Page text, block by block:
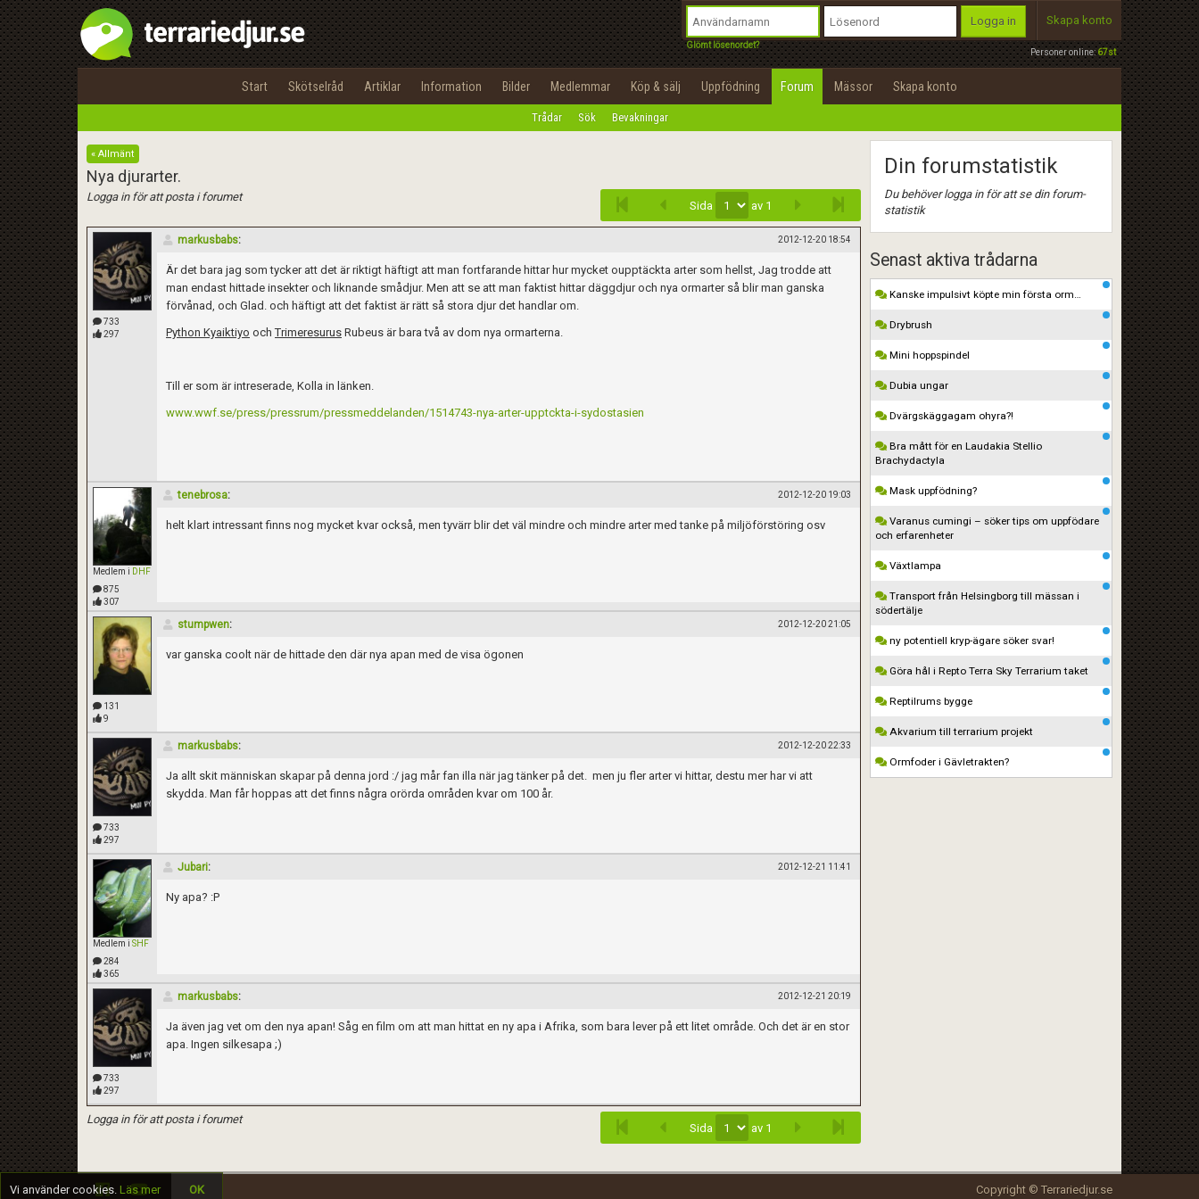
Personer online:67st
Logga in
Glömt lösenordet?
Skapa konto
Start Skötselråd Artiklar Information Bilder Medlemmar Köp & sälj Uppfödning Forum Mässor Skapa konto
Trådar Sök Bevakningar
« Allmänt
Nya djurarter.
Logga in för att posta i forumet
Sida av 1
733
297
markusbabs: 2012-12-20 18:54
Är det bara jag som tycker att det är riktigt häftigt att man fortfarande hittar hur mycket oupptäckta arter som hellst, Jag trodde att
man endast hittade insekter och liknande smådjur. Men att se att man faktist hittar däggdjur och nya ormarter så blir man ganska
förvånad, och Glad. och häftigt att det faktist är rätt så stora djur det handlar om.
Python Kyaiktiyo ochTrimeresurus Rubeus är bara två av dom nya ormarterna.
Till er som är intreserade, Kolla in länken.
www.wwf.se/press/pressrum/pressmeddelanden/1514743-nya-arter-upptckta-i-sydostasien
Medlem i DHF
875
307
tenebrosa: 2012-12-20 19:03
helt klart intressant finns nog mycket kvar också, men tyvärr blir det väl mindre och mindre arter med tanke på miljöförstöring osv
131
9
stumpwen: 2012-12-20 21:05
var ganska coolt när de hittade den där nya apan med de visa ögonen
733
297
markusbabs: 2012-12-20 22:33
Ja allt skit människan skapar på denna jord :/ jag mår fan illa när jag tänker på det. men ju fler arter vi hittar, destu mer har vi att
skydda. Man får hoppas att det finns några orörda områden kvar om 100 år.
Medlem i SHF
284
365
Jubari: 2012-12-21 11:41
Ny apa? :P
733
297
markusbabs: 2012-12-21 20:19
Ja även jag vet om den nya apan! Såg en film om att man hittat en ny apa i Afrika, som bara lever på ett litet område. Och det är en stor
apa. Ingen silkesapa ;)
Logga in för att posta i forumet
Sida av 1
Din forumstatistik
Du behöver logga in för att se din forum-
statistik
Senast aktiva trådarna
Kanske impulsivt köpte min första orm…
Drybrush
Mini hoppspindel
Dubia ungar
Dvärgskäggagam ohyra?!
Bra mått för en Laudakia Stellio
Brachydactyla
Mask uppfödning?
Varanus cumingi – söker tips om uppfödare
och erfarenheter
Växtlampa
Transport från Helsingborg till mässan i
södertälje
ny potentiell kryp-ägare söker svar!
Göra hål i Repto Terra Sky Terrarium taket
Reptilrums bygge
Akvarium till terrarium projekt
Ormfoder i Gävletrakten?
Infoga
Copyright © Terrariedjur.se
Utför
100%
OK
integritetspolicy
Namn:
Epost:
Privacy Policy
Terms of Service
Skapa konto
Begär nytt lösenord
Tillbaka till förstasidan
Vi använder cookies. Läs mer OK